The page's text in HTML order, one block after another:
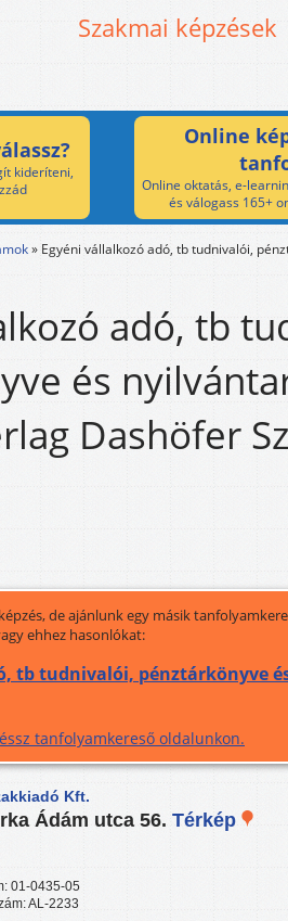
Szakmai képzések
kideríteni,
Online
Online oktatás, e-
és válogass 165+
» Egyéni vállalkozó adó, tb tudnivalói,
adó, tb
és
Dashöfer
de ajánlunk egy másik
ehhez hasonlókat:
tb tudnivalói, pénztárkönyve
tanfolyamkereső oldalunkon.
Kft.
Ádám utca 56. Térkép
01-0435-05
AL-2233